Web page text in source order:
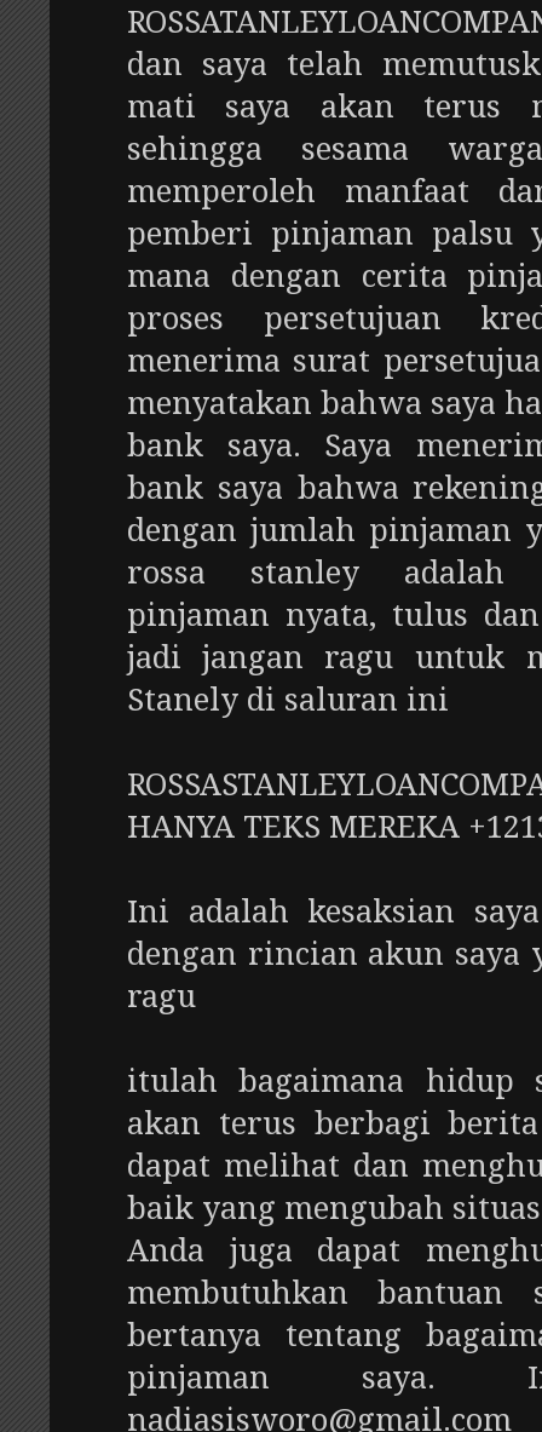
dan saya telah
mati saya akan terus
sehingga sesama
memperoleh manfaat
pemberi pinjaman palsu
mana dengan cerita
proses persetujuan
menerima surat
menyatakan bahwa saya
bank saya. Saya
bank saya bahwa
dengan jumlah pinjaman
rossa stanley adalah
pinjaman nyata, tulus
jadi jangan ragu untuk
Stanely di saluran ini
HANYA TEKS MEREKA
Ini adalah kesaksian
dengan rincian akun saya
ragu
itulah bagaimana hidup
akan terus berbagi
dapat melihat dan
baik yang mengubah
Anda juga dapat
membutuhkan
bertanya tentang
pinjaman saya.
nadiasisworo@gmail.com